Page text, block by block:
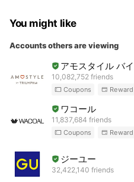
You might like
Accounts others are viewing
アモスタイル バ
10,082,752 friends
Coupons
ワコール
11,837,684 friends
Coupons
ジーユー
32,422,140 friends